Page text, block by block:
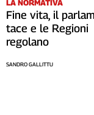
LA NORMATIVA
Fine vita, il
tace e le Regioni
regolano
SANDRO GALLITTU